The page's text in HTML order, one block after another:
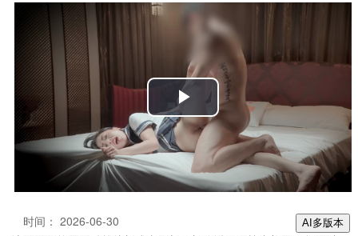
AI多版本
时间： 2026-06-30